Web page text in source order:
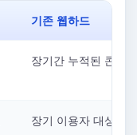
기존 웹하드
장기간 누적된 콘텐
장기 이용자 대상 혜